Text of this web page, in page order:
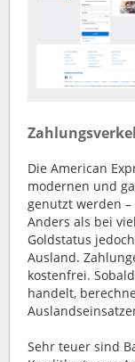
Die American
modernen und
genutzt werden –
Anders als bei
Goldstatus
Ausland.
kostenfrei.
handelt,
Sehr teuer sind